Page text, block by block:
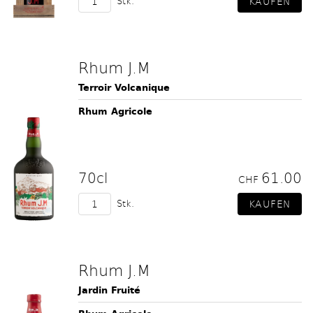
Rhum J.M
Terroir Volcanique
Rhum Agricole
70cl CHF 61.00
Stk.
Rhum J.M
Jardin Fruité